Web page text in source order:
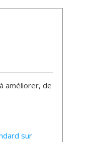
améliorer, de
sur